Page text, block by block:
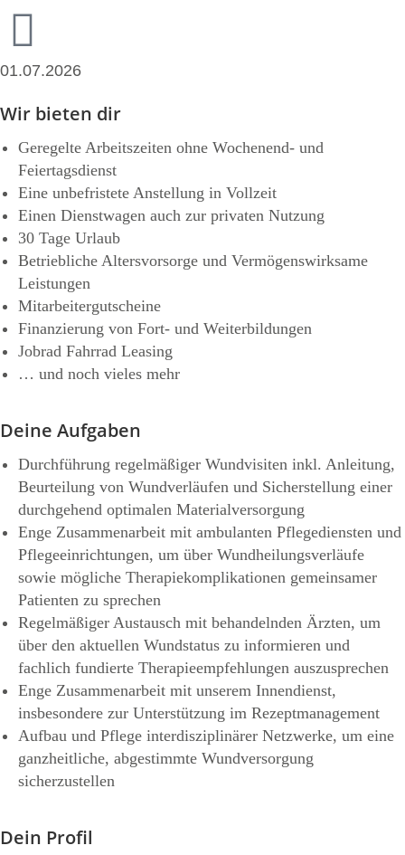
01.07.2026
Wir bieten dir
Geregelte Arbeitszeiten ohne Wochenend- und
Feiertagsdienst
Eine unbefristete Anstellung in Vollzeit
Einen Dienstwagen auch zur privaten Nutzung
30 Tage Urlaub
Betriebliche Altersvorsorge und Vermögenswirksame
Leistungen
Mitarbeitergutscheine
Finanzierung von Fort­- und Weiterbildungen
Jobrad Fahrrad Leasing
… und noch vieles mehr
Deine Aufgaben
Durchführung regelmäßiger Wundvisiten inkl. Anleitung,
Beurteilung von Wundverläufen und Sicherstellung einer
durchgehend optimalen Materialversorgung
Enge Zusammenarbeit mit ambulanten Pflegediensten und
Pflegeeinrichtungen, um über Wundheilungsverläufe
sowie mögliche Therapiekomplikationen gemeinsamer
Patienten zu sprechen
Regelmäßiger Austausch mit behandelnden Ärzten, um
über den aktuellen Wundstatus zu informieren und
fachlich fundierte Therapieempfehlungen auszusprechen
Enge Zusammenarbeit mit unserem Innendienst,
insbesondere zur Unterstützung im Rezeptmanagement
Aufbau und Pflege interdisziplinärer Netzwerke, um eine
ganzheitliche, abgestimmte Wundversorgung
sicherzustellen
Dein Profil